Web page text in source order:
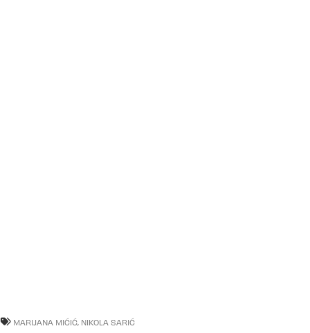
MARIJANA MIĆIĆ NIKOLA SARIĆ